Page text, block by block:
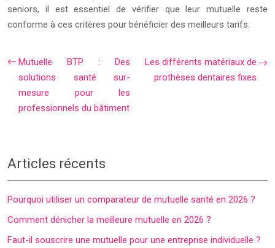
seniors, il est essentiel de vérifier que leur mutuelle reste
conforme à ces critères pour bénéficier des meilleurs tarifs.
Mutuelle BTP : Des
solutions santé sur-
mesure pour les
professionnels du bâtiment
Les différents matériaux de
prothèses dentaires fixes
Articles récents
Pourquoi utiliser un comparateur de mutuelle santé en 2026 ?
Comment dénicher la meilleure mutuelle en 2026 ?
Faut-il souscrire une mutuelle pour une entreprise individuelle ?